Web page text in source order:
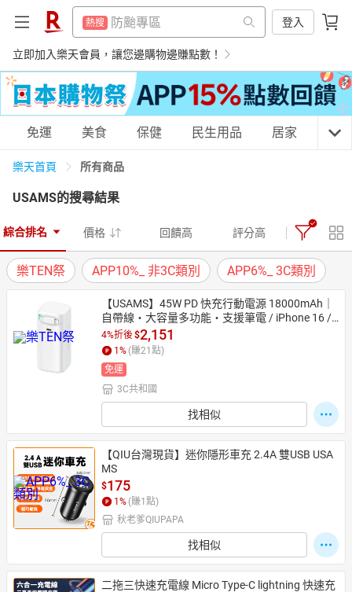
熱搜 防颱專區
熱搜 299超取免運
熱搜 吹風機
熱搜 床架
點數10%
熱搜 熱門飯店推薦
登入
立即加入樂天會員，讓您邊購物邊賺點數！
熱搜 299超取免運
吹風機
熱搜 床架
熱搜 微波爐
熱搜 電子閱讀器
熱搜 平板電腦
熱搜 點數10%
熱搜 熱門飯店推薦
購物網分類
居家生活 3C家電 運動休閒 親子玩具
女裝 男裝
免運 美食 保健 民生用品 居家 3C
樂天首頁 所有商品
USAMS的搜尋結果
綜合排名 價格 回饋高 評分高
樂TEN祭 APP10%_ 非3C類別 APP6%_ 3C類別
【USAMS】45W PD 快充行動電源 18000mAh｜
自帶線・大容量多功能・支援筆電 / iPhone 16 / i
Phone 17
4%折後$2,151
1 % (賺21 點)
免運
3C共和國
找相似
【QIU台灣現貨】迷你隱形車充 2.4A 雙USB USA
MS
$175
1 % (賺1 點)
秋老爹QIUPAPA
找相似
二拖三快速充電線 Micro Type-C lightning 快速充